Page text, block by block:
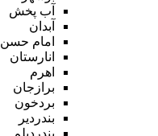
آب پخش
آبدان
امام حسن
انارستان
اهرم
برازجان
بردخون
بندردیر
بندردیلم